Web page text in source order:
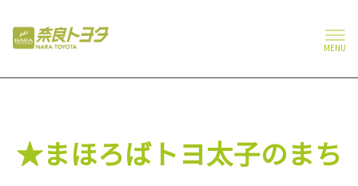
MENU
★まほろばトヨ太子のまち